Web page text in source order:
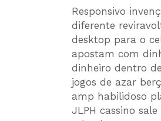
Responsivo
diferente
desktop para o
apostam com
dinheiro dentro
jogos de azar
amp habilidoso
JLPH cassino